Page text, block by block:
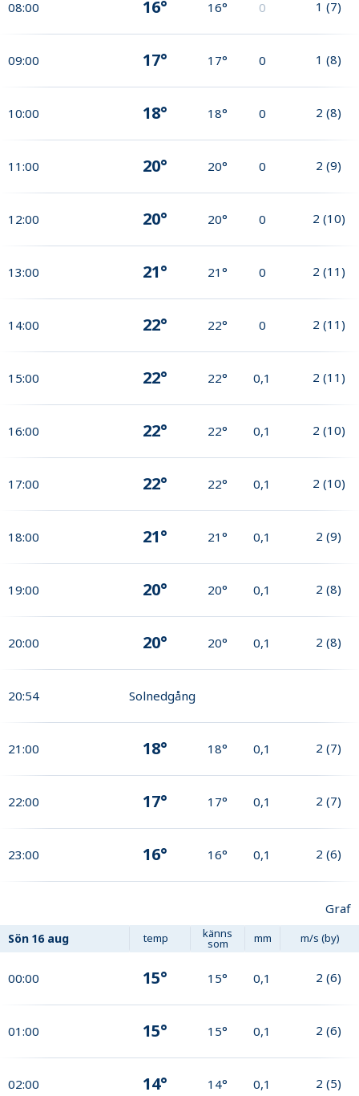
08:00 16° 16° 0 1 (7)
09:00 17° 17° 0 1 (8)
10:00 18° 18° 0 2 (8)
11:00 20° 20° 0 2 (9)
12:00 20° 20° 0 2 (10)
13:00 21° 21° 0 2 (11)
14:00 22° 22° 0 2 (11)
15:00 22° 22° 0,1 2 (11)
16:00 22° 22° 0,1 2 (10)
17:00 22° 22° 0,1 2 (10)
18:00 21° 21° 0,1 2 (9)
19:00 20° 20° 0,1 2 (8)
20:00 20° 20° 0,1 2 (8)
20:54 Solnedgång
21:00 18° 18° 0,1 2 (7)
22:00 17° 17° 0,1 2 (7)
23:00 16° 16° 0,1 2 (6)
Graf
Sön 16 aug temp känns
som mm m/s (by)
00:00 15° 15° 0,1 2 (6)
01:00 15° 15° 0,1 2 (6)
02:00 14° 14° 0,1 2 (5)